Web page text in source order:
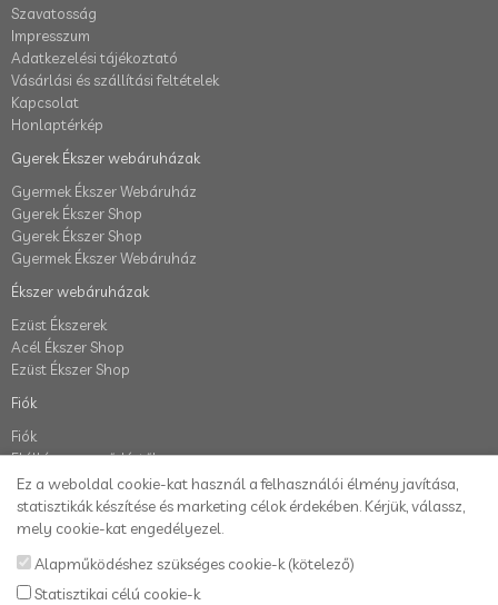
Szavatosság
Impresszum
Adatkezelési tájékoztató
Vásárlási és szállítási feltételek
Kapcsolat
Honlaptérkép
Gyerek Ékszer webáruházak
Gyermek Ékszer Webáruház
Gyerek Ékszer Shop
Gyerek Ékszer Shop
Gyermek Ékszer Webáruház
Ékszer webáruházak
Ezüst Ékszerek
Acél Ékszer Shop
Ezüst Ékszer Shop
Fiók
Fiók
Elállás a szerződéstől
Rendelés követés
Kívánságlista
Hírlevél
Karikafülbevaló webáruház
Ez a weboldal cookie-kat használ a felhasználói élmény javítása,
statisztikák készítése és marketing célok érdekében. Kérjük, válassz,
mely cookie-kat engedélyezel.
Alapműködéshez szükséges cookie-k (kötelező)
Statisztikai célú cookie-k